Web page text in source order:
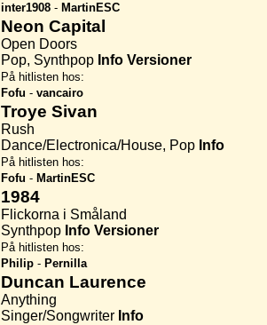
inter1908 - MartinESC
Neon Capital
Open Doors
Pop, Synthpop Info Versioner
På hitlisten hos:
Fofu - vancairo
Troye Sivan
Rush
Dance/Electronica/House, Pop Info
På hitlisten hos:
Fofu - MartinESC
1984
Flickorna i Småland
Synthpop Info Versioner
På hitlisten hos:
Philip - Pernilla
Duncan Laurence
Anything
Singer/Songwriter Info